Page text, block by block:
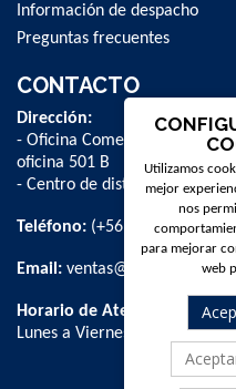
Información de despacho
Preguntas frecuentes
CONTACTO
Dirección:
- Oficina Comercial y
oficina 501 B
- Centro de distribución: La
Teléfono: (+56 2) 2 584 8900
Email: ventas@dpschile.cl
Horario de Atención:
Lunes a Viernes / 09:00 a
Utilizamos
mejor
nos
para mejorar
web